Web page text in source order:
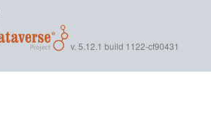
v. 5.12.1 build 1122-cf90431